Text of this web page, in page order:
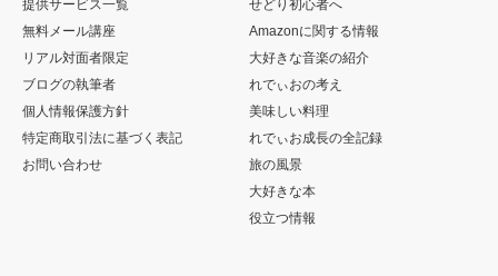
大好きな本
役立つ情報
45歳から起業10年目 55歳れでぃおの軌跡